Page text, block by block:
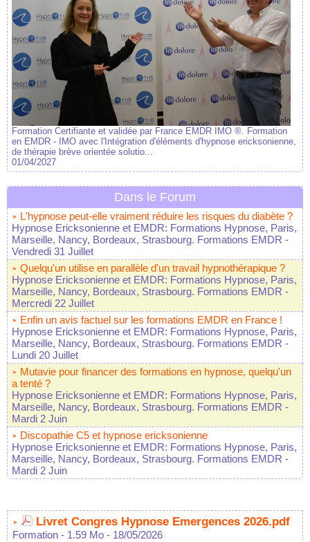
Formation Certifiante et validée par France EMDR IMO ®. Formation
en EMDR - IMO avec l'Intégration d'éléments d'hypnose ericksonienne,
de thérapie brève orientée solutio...
01/04/2027
Dans le Forum
L'hypnose peut-elle vraiment réduire les risques du diabète ?
Hypnose Ericksonienne et EMDR: Formations Hypnose, Paris,
Marseille, Nancy, Bordeaux, Strasbourg. Formations EMDR -
Vendredi 31 Juillet
Quelqu'un utilise en parallèle d'un travail hypnothérapique ?
Hypnose Ericksonienne et EMDR: Formations Hypnose, Paris,
Marseille, Nancy, Bordeaux, Strasbourg. Formations EMDR -
Mercredi 22 Juillet
Enfin un avis factuel sur les formations EMDR en France !
Hypnose Ericksonienne et EMDR: Formations Hypnose, Paris,
Marseille, Nancy, Bordeaux, Strasbourg. Formations EMDR -
Lundi 20 Juillet
Mutavie pour financer des formations en hypnose, quelqu'un
a tenté ?
Hypnose Ericksonienne et EMDR: Formations Hypnose, Paris,
Marseille, Nancy, Bordeaux, Strasbourg. Formations EMDR -
Mardi 2 Juin
Discopathie C5 et hypnose ericksonienne
Hypnose Ericksonienne et EMDR: Formations Hypnose, Paris,
Marseille, Nancy, Bordeaux, Strasbourg. Formations EMDR -
Mardi 2 Juin
Livret Congres Hypnose Emergences 2026.pdf
Formation - 1.59 Mo - 18/05/2026